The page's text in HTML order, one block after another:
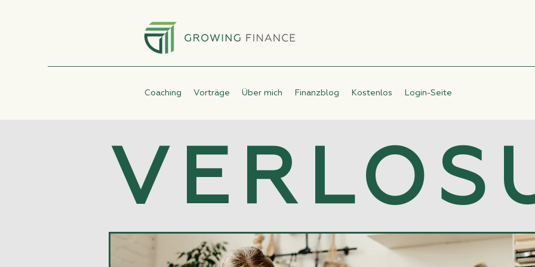
Coaching Vorträge Über mich Finanzblog Kostenlos Login-Seite